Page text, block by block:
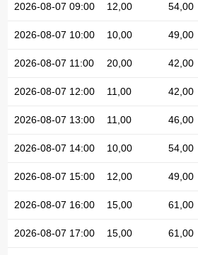
2026-08-07 09:00 12,00 54,00
2026-08-07 10:00 10,00 49,00
2026-08-07 11:00 20,00 42,00
2026-08-07 12:00 11,00 42,00
2026-08-07 13:00 11,00 46,00
2026-08-07 14:00 10,00 54,00
2026-08-07 15:00 12,00 49,00
2026-08-07 16:00 15,00 61,00
2026-08-07 17:00 15,00 61,00